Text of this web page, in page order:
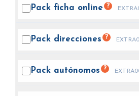
Pack ficha online ?
Pack direcciones ?
Pack autónomos ?